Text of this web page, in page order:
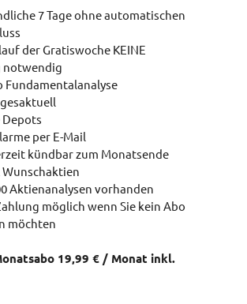
7 Tage ohne automatischen
der Gratiswoche KEINE
notwendig
Fundamentalanalyse
per E-Mail
kündbar zum Monatsende
Aktienanalysen vorhanden
möglich wenn Sie kein Abo
möchten
19,99 € / Monat inkl.